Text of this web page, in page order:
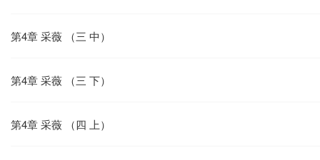
第4章 采薇 （三 中）
第4章 采薇 （三 下）
第4章 采薇 （四 上）